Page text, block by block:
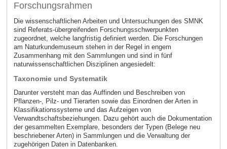
Forschungsrahmen
Die wissenschaftlichen Arbeiten und Untersuchungen des SMNK
sind Referats-übergreifenden Forschungsschwerpunkten
zugeordnet, welche langfristig definiert werden. Die Forschungen
am Naturkundemuseum stehen in der Regel in engem
Zusammenhang mit den Sammlungen und sind in fünf
naturwissenschaftlichen Disziplinen angesiedelt:
Taxonomie und Systematik
Darunter versteht man das Auffinden und Beschreiben von
Pflanzen-, Pilz- und Tierarten sowie das Einordnen der Arten in
Klassifikationssysteme und das Aufzeigen von
Verwandtschaftsbeziehungen. Dazu gehört auch die Dokumentation
der gesammelten Exemplare, besonders der Typen (Belege neu
beschriebener Arten) in Sammlungen und die Verwaltung der
zugehörigen Daten in Datenbanken.